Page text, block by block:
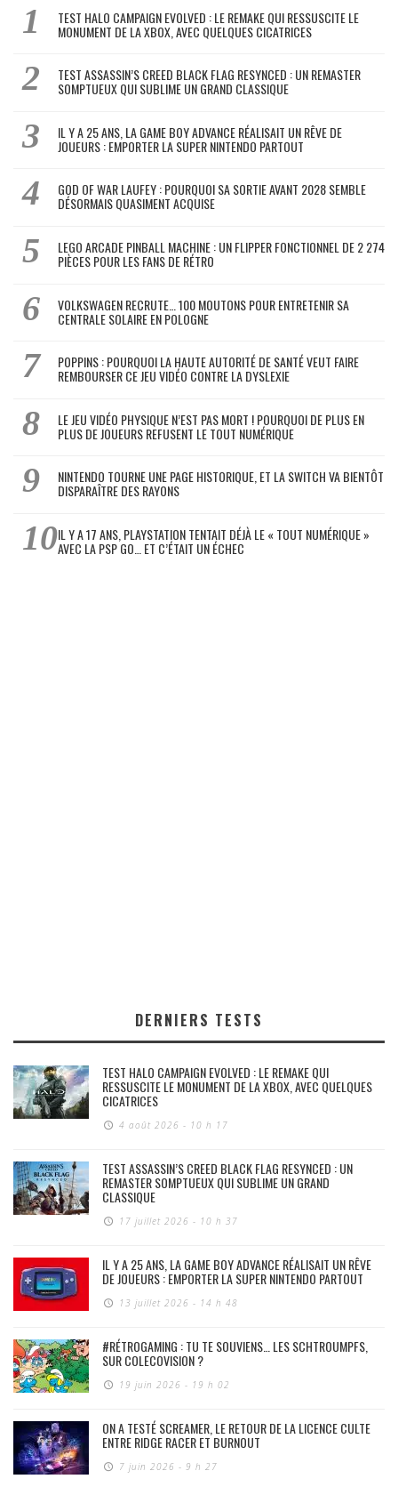
TEST HALO CAMPAIGN EVOLVED : LE REMAKE QUI RESSUSCITE LE
MONUMENT DE LA XBOX, AVEC QUELQUES CICATRICES
TEST ASSASSIN’S CREED BLACK FLAG RESYNCED : UN REMASTER
SOMPTUEUX QUI SUBLIME UN GRAND CLASSIQUE
IL Y A 25 ANS, LA GAME BOY ADVANCE RÉALISAIT UN RÊVE DE
JOUEURS : EMPORTER LA SUPER NINTENDO PARTOUT
GOD OF WAR LAUFEY : POURQUOI SA SORTIE AVANT 2028 SEMBLE
DÉSORMAIS QUASIMENT ACQUISE
LEGO ARCADE PINBALL MACHINE : UN FLIPPER FONCTIONNEL DE 2 274
PIÈCES POUR LES FANS DE RÉTRO
VOLKSWAGEN RECRUTE… 100 MOUTONS POUR ENTRETENIR SA
CENTRALE SOLAIRE EN POLOGNE
POPPINS : POURQUOI LA HAUTE AUTORITÉ DE SANTÉ VEUT FAIRE
REMBOURSER CE JEU VIDÉO CONTRE LA DYSLEXIE
LE JEU VIDÉO PHYSIQUE N’EST PAS MORT ! POURQUOI DE PLUS EN
PLUS DE JOUEURS REFUSENT LE TOUT NUMÉRIQUE
NINTENDO TOURNE UNE PAGE HISTORIQUE, ET LA SWITCH VA BIENTÔT
DISPARAÎTRE DES RAYONS
IL Y A 17 ANS, PLAYSTATION TENTAIT DÉJÀ LE « TOUT NUMÉRIQUE »
AVEC LA PSP GO… ET C’ÉTAIT UN ÉCHEC
DERNIERS TESTS
TEST HALO CAMPAIGN EVOLVED : LE REMAKE QUI
RESSUSCITE LE MONUMENT DE LA XBOX, AVEC QUELQUES
CICATRICES
4 août 2026 - 10 h 17
TEST ASSASSIN’S CREED BLACK FLAG RESYNCED : UN
REMASTER SOMPTUEUX QUI SUBLIME UN GRAND
CLASSIQUE
17 juillet 2026 - 10 h 37
IL Y A 25 ANS, LA GAME BOY ADVANCE RÉALISAIT UN RÊVE
DE JOUEURS : EMPORTER LA SUPER NINTENDO PARTOUT
13 juillet 2026 - 14 h 48
#RÉTROGAMING : TU TE SOUVIENS… LES SCHTROUMPFS,
SUR COLECOVISION ?
19 juin 2026 - 19 h 02
ON A TESTÉ SCREAMER, LE RETOUR DE LA LICENCE CULTE
ENTRE RIDGE RACER ET BURNOUT
7 juin 2026 - 9 h 27